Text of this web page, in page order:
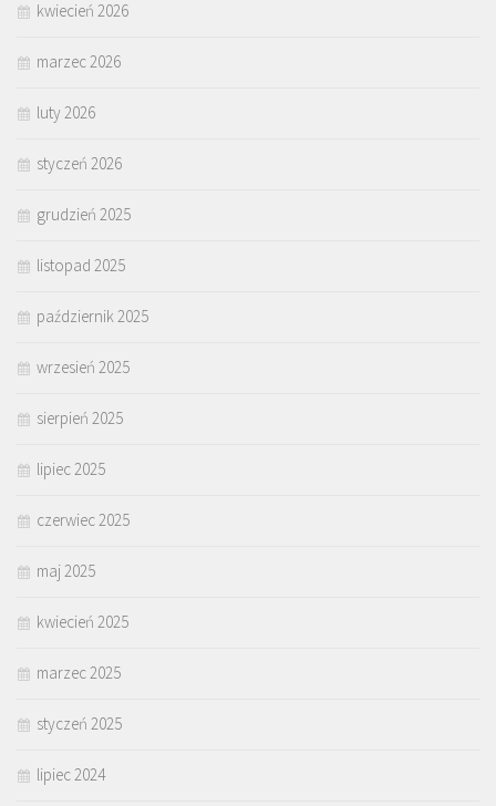
kwiecień 2026
marzec 2026
luty 2026
styczeń 2026
grudzień 2025
listopad 2025
październik 2025
wrzesień 2025
sierpień 2025
lipiec 2025
czerwiec 2025
maj 2025
kwiecień 2025
marzec 2025
styczeń 2025
lipiec 2024